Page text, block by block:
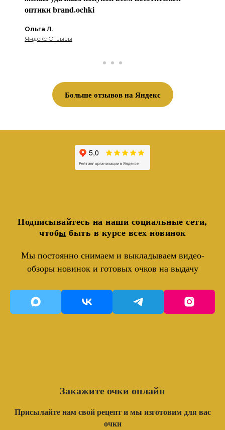
оптики brаnd.ochki
Ольга Л.
Яндекс Отзывы
Больше отзывов на Яндекс
Подписывайтесь на наши социальные сети,
чтобы быть в курсе всех новинок
Мы постоянно снимаем и выкладываем видео-
обзоры новинок и готовых очков на выдачу
Закажите очки онлайн
Присылайте нам свой рецепт и мы изготовим для вас
очки